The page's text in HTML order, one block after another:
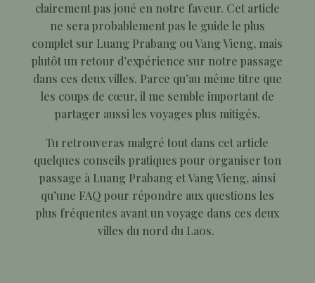
clairement pas joué en notre faveur. Cet article
ne sera probablement pas le guide le plus
complet sur Luang Prabang ou Vang Vieng, mais
plutôt un retour d’expérience sur notre passage
dans ces deux villes. Parce qu’au même titre que
les coups de cœur, il me semble important de
partager aussi les voyages plus mitigés.
Tu retrouveras malgré tout dans cet article
quelques conseils pratiques pour organiser ton
passage à Luang Prabang et Vang Vieng, ainsi
qu’une FAQ pour répondre aux questions les
plus fréquentes avant un voyage dans ces deux
villes du nord du Laos.